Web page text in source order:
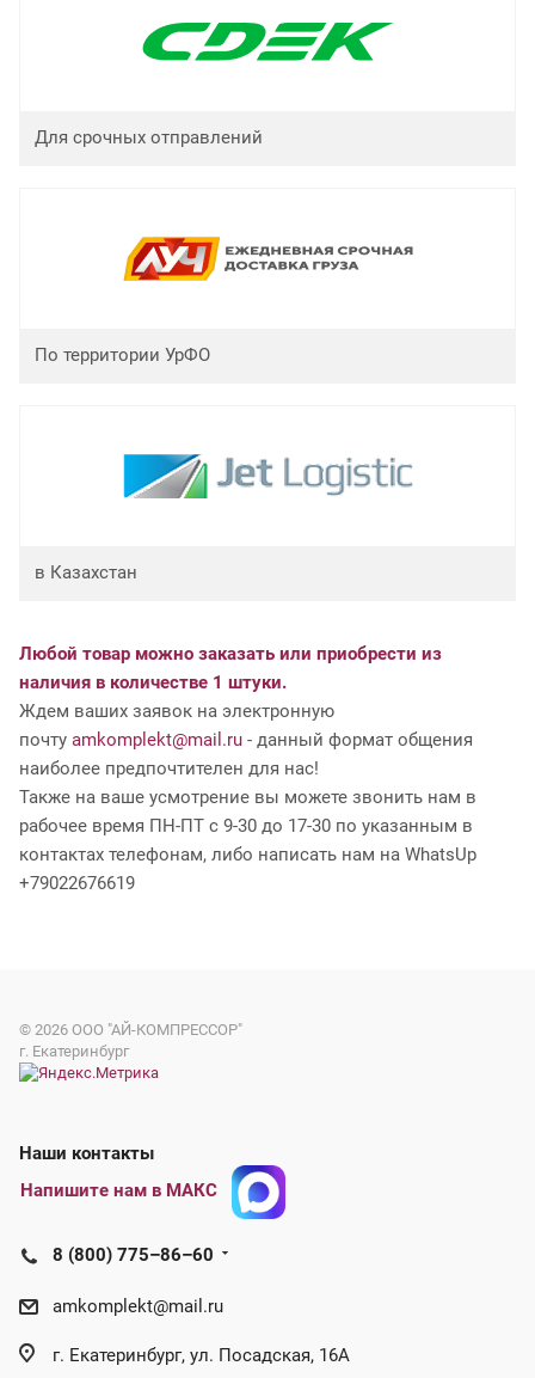
Для срочных отправлений
По территории УрФО
в Казахстан
Любой товар можно заказать или приобрести из
наличия в количестве 1 штуки.
Ждем ваших заявок на электронную
почту amkomplekt@mail.ru - данный формат общения
наиболее предпочтителен для нас!
Также на ваше усмотрение вы можете звонить нам в
рабочее время ПН-ПТ с 9-30 до 17-30 по указанным в
контактах телефонам, либо написать нам на WhatsUp
+79022676619
© 2026 ООО "АЙ-КОМПРЕССОР"
г. Екатеринбург
Наши контакты
Напишите нам в МАКС
8 (800) 775–86–60
amkomplekt@mail.ru
г. Екатеринбург, ул. Посадская, 16А